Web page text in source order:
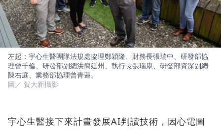
左起：宇心生醫團隊法規處協理鄭穎隆、財務長張瑞中、研發部協
理曾千倫、研發部副總洪簡廷州、執行長張瑞康、研發部資深副總
陳右庭、業務部協理曾青蓮。
圖／ 賀大新攝影
宇心生醫接下來計畫發展AI判讀技術，因心電圖